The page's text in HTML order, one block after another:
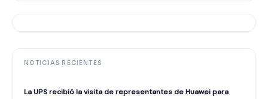
NOTICIAS RECIENTES
La UPS recibió la visita de representantes de Huawei para